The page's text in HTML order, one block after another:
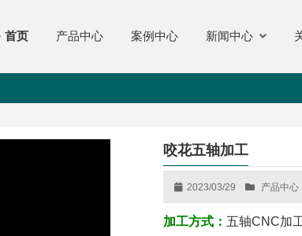
首页 产品中心 案例中心 新闻中心
咬花五轴加工
2023/03/29 产品中心
加工方式： 五轴CNC加